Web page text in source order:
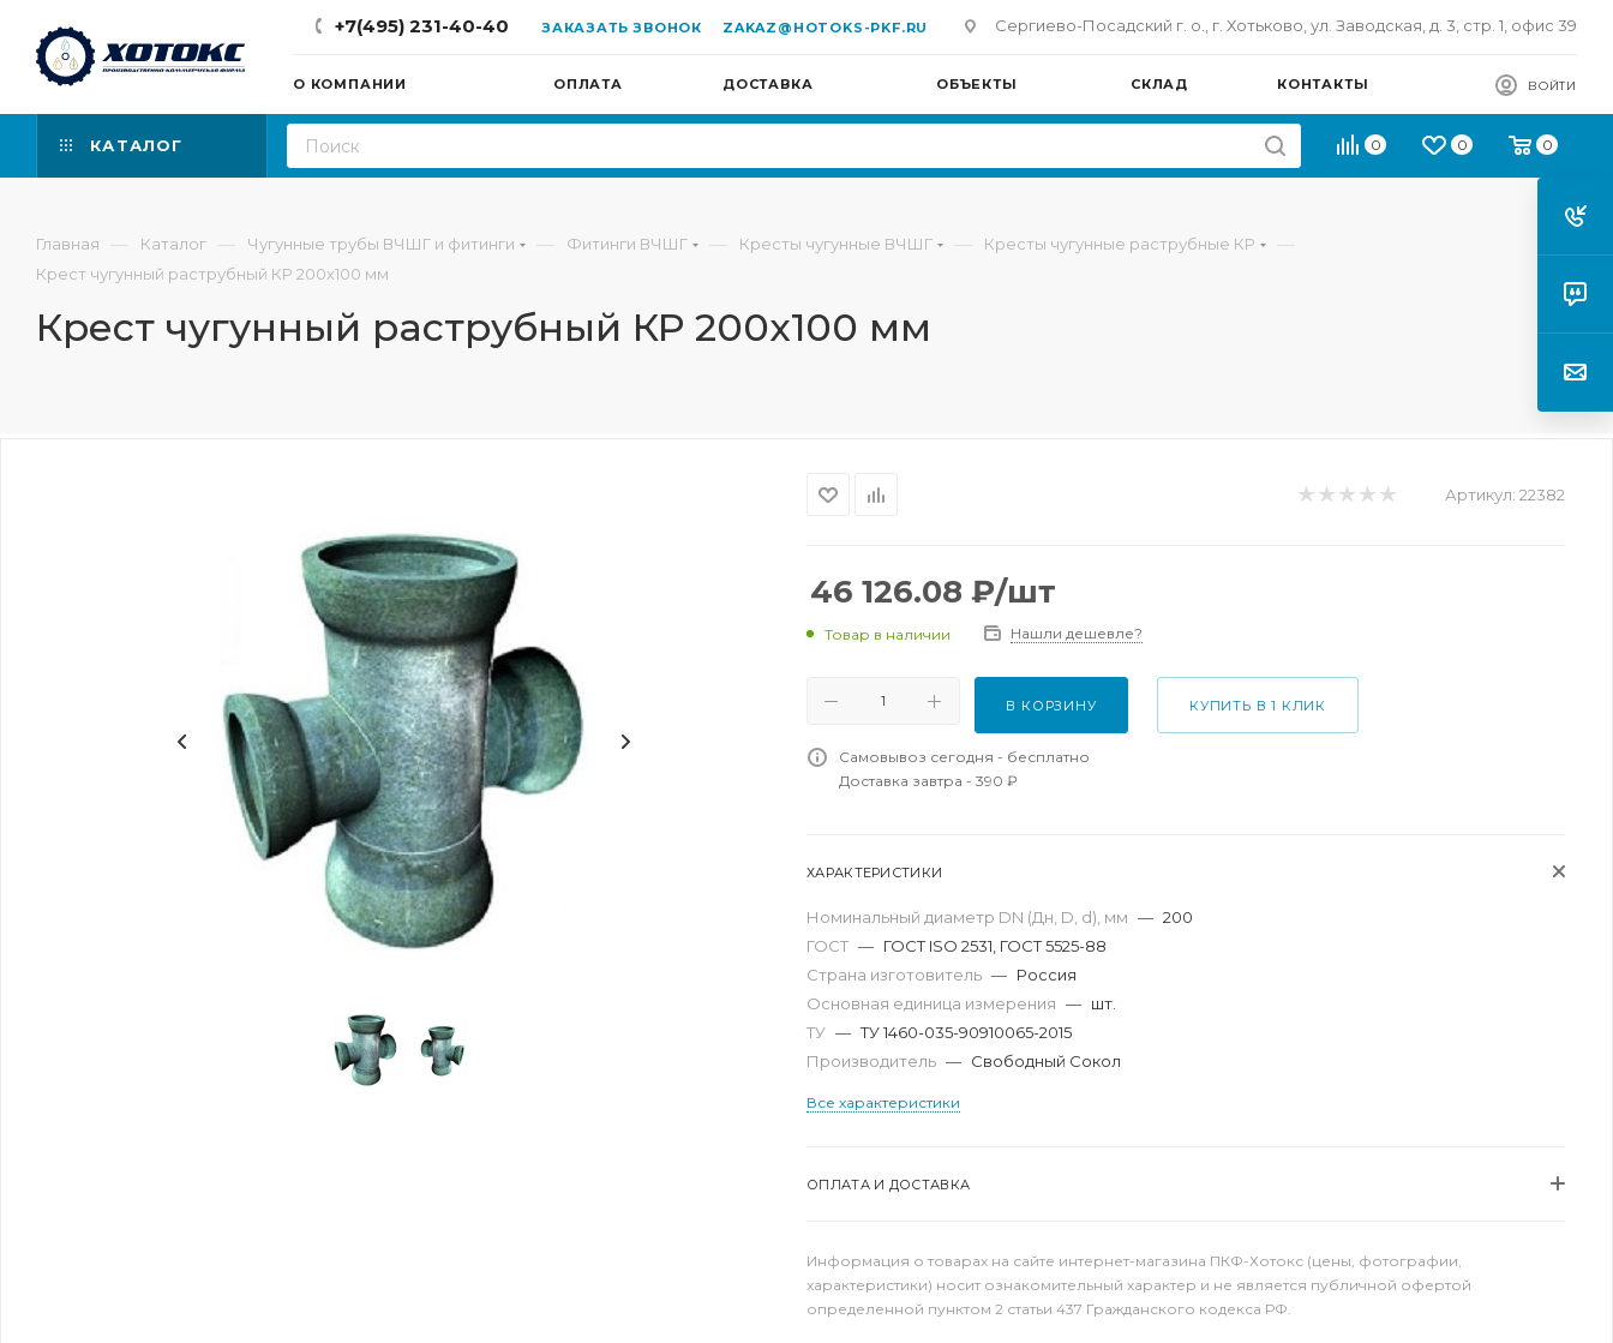
+7(495) 231-40-40 ЗАКАЗАТЬ ЗВОНОК ZAKAZ@HOTOKS-PKF.RU Сергиево-Посадский г. о., г. Хотьково, ул. Заводская, д. 3, стр. 1, офис 39
О КОМПАНИИ ОПЛАТА ДОСТАВКА ОБЪЕКТЫ СКЛАД КОНТАКТЫ ВОЙТИ
КАТАЛОГ 0 0 0
Главная — Каталог — Чугунные трубы ВЧШГ и фитинги — Фитинги ВЧШГ — Кресты чугунные ВЧШГ — Кресты чугунные раструбные КР —
Крест чугунный раструбный КР 200х100 мм
Крест чугунный раструбный КР 200х100 мм
Артикул: 22382
46 126.08 ₽/шт
Товар в наличии Нашли дешевле?
В КОРЗИНУ КУПИТЬ В 1 КЛИК
Самовывоз сегодня - бесплатно
Доставка завтра - 390 ₽
ХАРАКТЕРИСТИКИ
Номинальный диаметр DN (Дн, D, d), мм — 200
ГОСТ — ГОСТ ISO 2531, ГОСТ 5525-88
Страна изготовитель — Россия
Основная единица измерения — шт.
ТУ — ТУ 1460-035-90910065-2015
Производитель — Свободный Сокол
Все характеристики
ОПЛАТА И ДОСТАВКА
Информация о товарах на сайте интернет-магазина ПКФ-Хотокс (цены, фотографии,
характеристики) носит ознакомительный характер и не является публичной офертой
определенной пунктом 2 статьи 437 Гражданского кодекса РФ.